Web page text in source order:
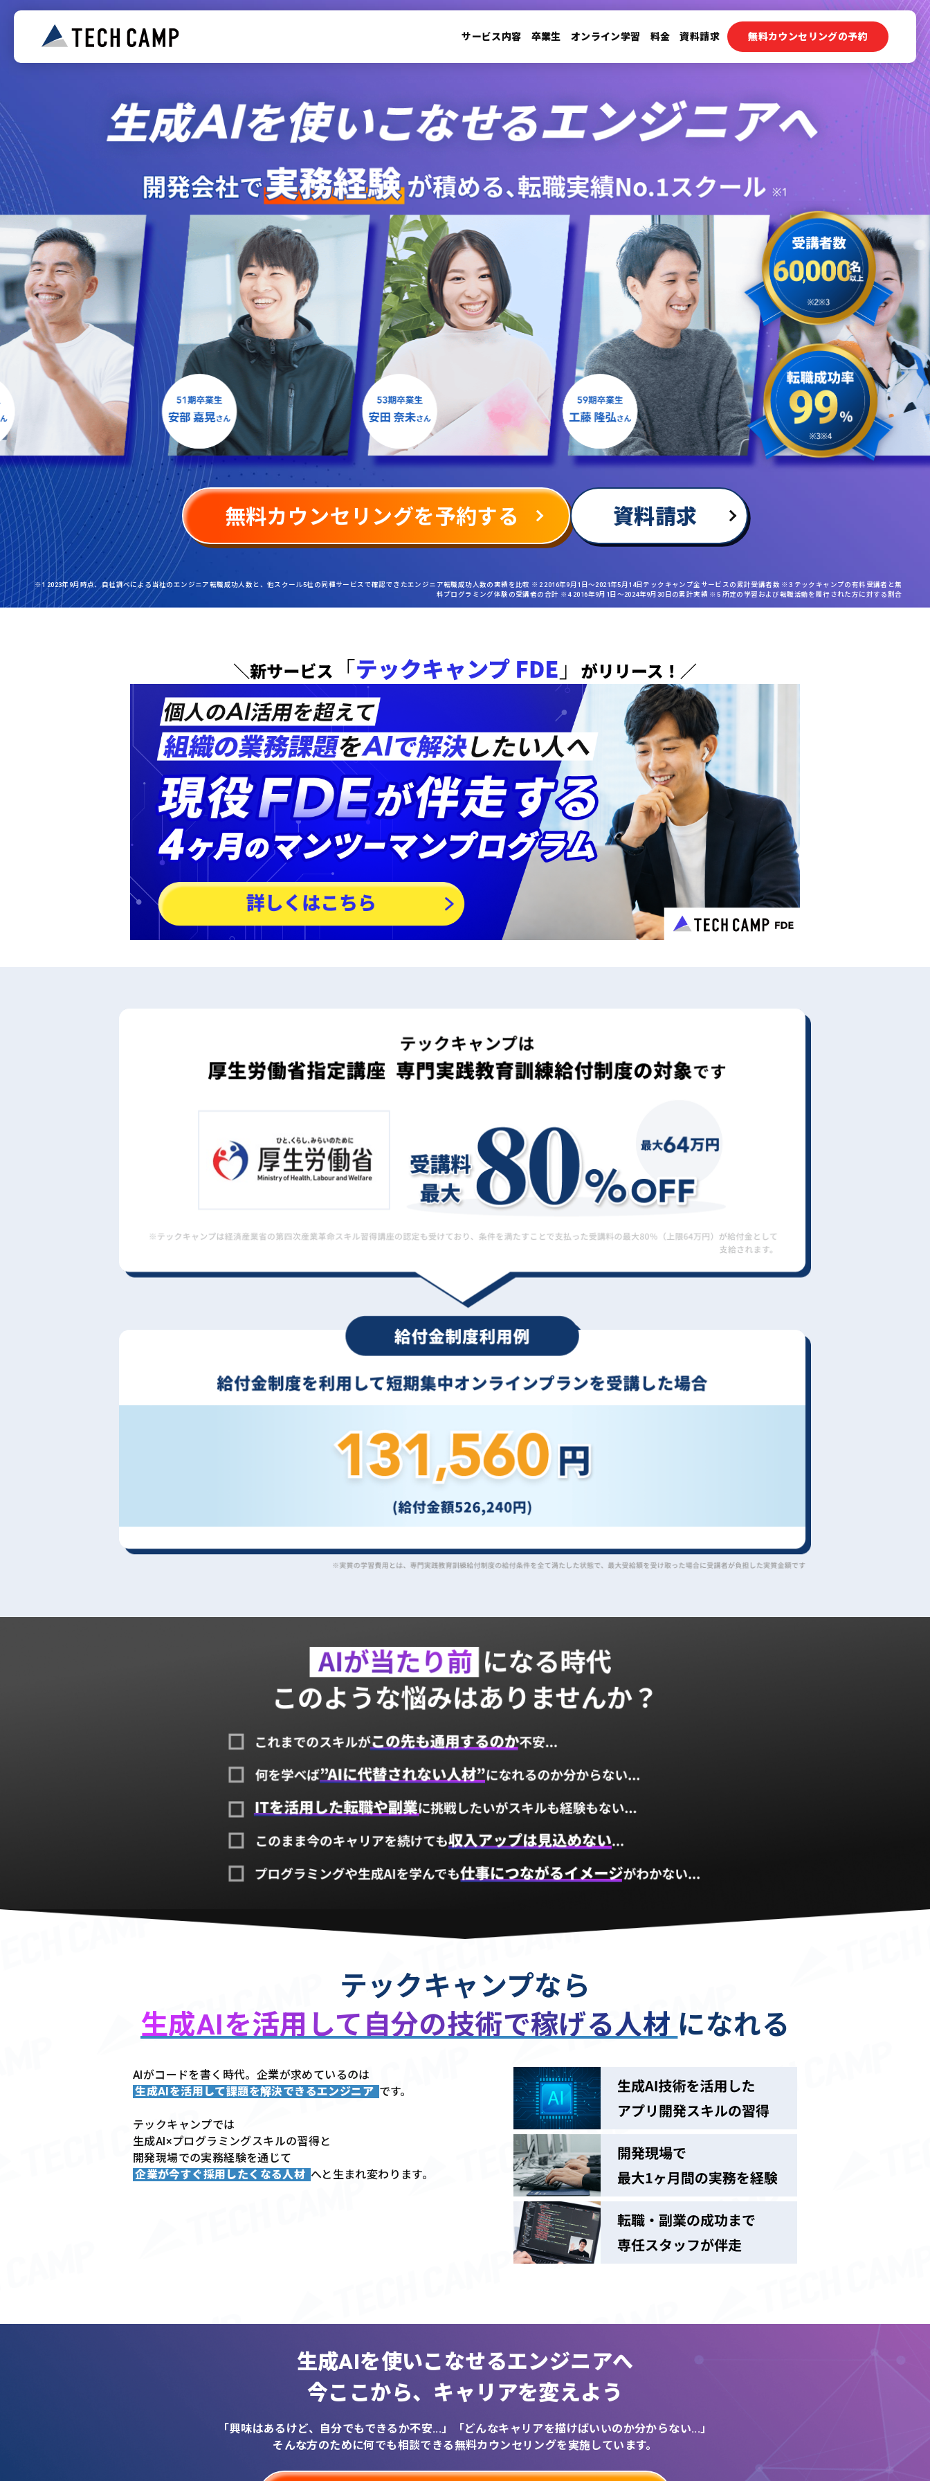
サービス内容 卒業生 オンライン学習 料金 資料請求 無料カウンセリングの予約
無料カウンセリングを予約する 資料請求
※1 2023年9月時点、自社調べによる当社のエンジニア転職成功人数と、他スクール5社の同種サービスで確認できたエンジニア転職成功人数の実績を比較 ※2 2016年9月1日〜2021年5月14日テックキャンプ全サービスの累計受講者数 ※3 テックキャンプの有料受講者と無
料プログラミング体験の受講者の合計 ※4 2016年9月1日〜2024年9月30日の累計実績 ※5 所定の学習および転職活動を履行された方に対する割合
テックキャンプなら
生成AIを活用して 自分の技術で稼げる人材 になれる
AIがコードを書く時代。企業が求めているのは
生成AIを活用して課題を解決できるエンジニア です。
テックキャンプでは
生成AI×プログラミングスキルの習得と
開発現場での実務経験を通じて
企業が今すぐ採用したくなる人材 へと生まれ変わります。
生成AIを使いこなせるエンジニアへ
今ここから、 キャリアを変えよう
「興味はあるけど、自分でもできるか不安...」
「どんなキャリアを描けばいいのか分からない...」
そんな方のために何でも相談できる無料カウンセリングを実施しています。